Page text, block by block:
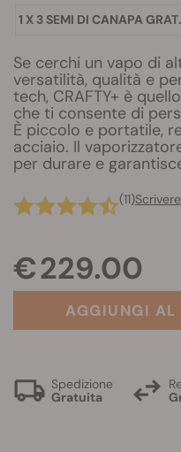
1 X 3
Se cerchi un vapo di
versatilità, qualità e
tech, CRAFTY+ è
che ti consente di
È piccolo e portatile,
acciaio. Il
per durare e
(11)
€ 229.00
AGGIUNGI AL
Spedizione
Gratuita